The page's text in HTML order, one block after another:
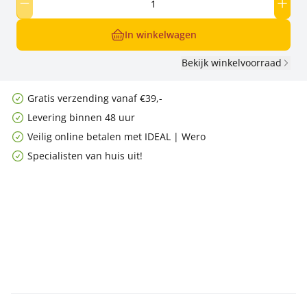
In winkelwagen
Bekijk winkelvoorraad
Gratis verzending vanaf €39,-
Levering binnen 48 uur
Veilig online betalen met IDEAL | Wero
Specialisten van huis uit!